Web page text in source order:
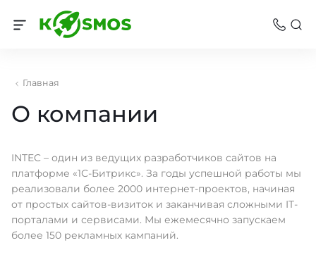
Главная
О компании
INTEC – один из ведущих разработчиков сайтов на
платформе «1С-Битрикс». За годы успешной работы мы
реализовали более 2000 интернет-проектов, начиная
от простых сайтов-визиток и заканчивая сложными IT-
порталами и сервисами. Мы ежемесячно запускаем
более 150 рекламных кампаний.